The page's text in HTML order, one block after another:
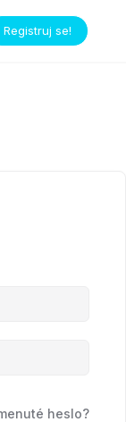
Registruj se!
heslo?